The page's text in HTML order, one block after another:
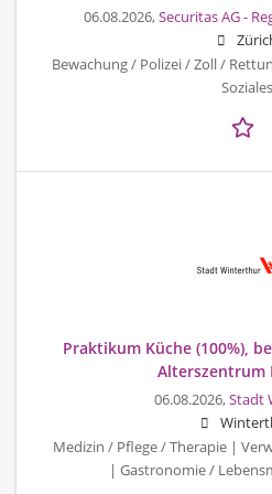
06.08.2026,Securitas AG -
Bewachung / Polizei / Zoll /
Soziales
Praktikum Küche (100%),
Alterszentrum
06.08.2026,Stadt
Medizin / Pflege / Therapie |
| Gastronomie /